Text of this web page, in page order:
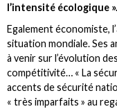
l’intensité écologique ».
Egalement économiste,
situation mondiale. Ses
à venir sur l’évolution
compétitivité… « La
accents de sécurité
« très imparfaits » au